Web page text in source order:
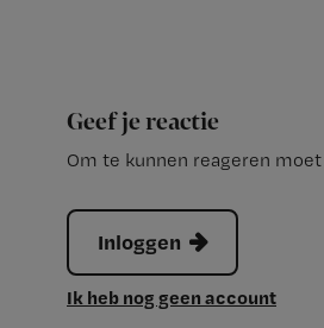
Geef je reactie
Om te kunnen reageren
Inloggen
Ik heb nog geen account